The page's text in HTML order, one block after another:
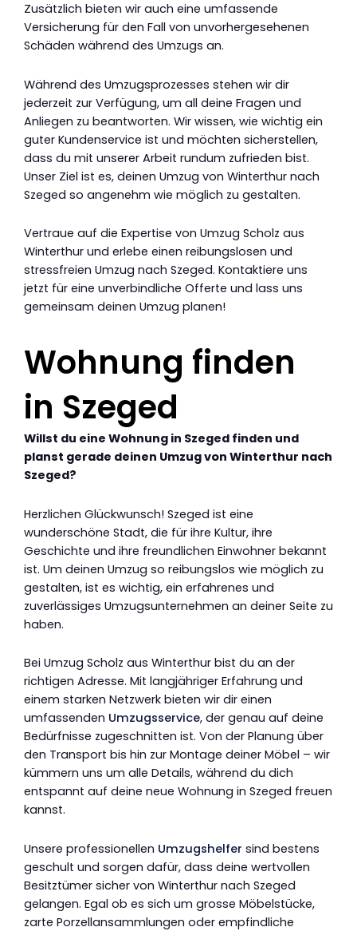
Zusätzlich bieten wir auch eine umfassende
Versicherung für den Fall von unvorhergesehenen
Schäden während des Umzugs an.
Während des Umzugsprozesses stehen wir dir
jederzeit zur Verfügung, um all deine Fragen und
Anliegen zu beantworten. Wir wissen, wie wichtig ein
guter Kundenservice ist und möchten sicherstellen,
dass du mit unserer Arbeit rundum zufrieden bist.
Unser Ziel ist es, deinen Umzug von Winterthur nach
Szeged so angenehm wie möglich zu gestalten.
Vertraue auf die Expertise von Umzug Scholz aus
Winterthur und erlebe einen reibungslosen und
stressfreien Umzug nach Szeged. Kontaktiere uns
jetzt für eine unverbindliche Offerte und lass uns
gemeinsam deinen Umzug planen!
Wohnung finden
in Szeged
Willst du eine Wohnung in Szeged finden und
planst gerade deinen Umzug von Winterthur nach
Szeged?
Herzlichen Glückwunsch! Szeged ist eine
wunderschöne Stadt, die für ihre Kultur, ihre
Geschichte und ihre freundlichen Einwohner bekannt
ist. Um deinen Umzug so reibungslos wie möglich zu
gestalten, ist es wichtig, ein erfahrenes und
zuverlässiges Umzugsunternehmen an deiner Seite zu
haben.
Bei Umzug Scholz aus Winterthur bist du an der
richtigen Adresse. Mit langjähriger Erfahrung und
einem starken Netzwerk bieten wir dir einen
umfassenden Umzugsservice, der genau auf deine
Bedürfnisse zugeschnitten ist. Von der Planung über
den Transport bis hin zur Montage deiner Möbel – wir
kümmern uns um alle Details, während du dich
entspannt auf deine neue Wohnung in Szeged freuen
kannst.
Unsere professionellen Umzugshelfer sind bestens
geschult und sorgen dafür, dass deine wertvollen
Besitztümer sicher von Winterthur nach Szeged
gelangen. Egal ob es sich um grosse Möbelstücke,
zarte Porzellansammlungen oder empfindliche